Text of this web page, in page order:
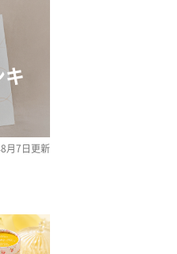
月7日更新